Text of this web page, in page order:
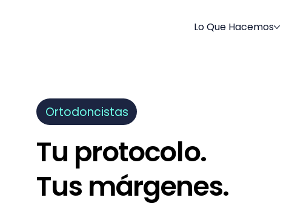
Lo Que Hacemos
Ortodoncistas
Tu protocolo.
Tus márgenes.